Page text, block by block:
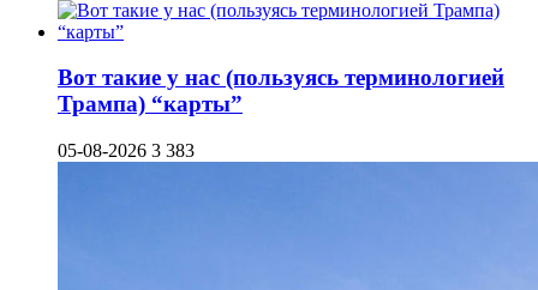
Вот такие у нас (пользуясь терминологией
Трампа) “карты”
05-08-2026 3 383